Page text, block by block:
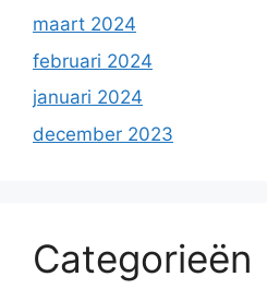
maart 2024
februari 2024
januari 2024
december 2023
Categorieën